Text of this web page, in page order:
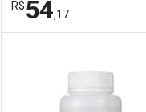
R$54,17
Laboratório
Por Menos